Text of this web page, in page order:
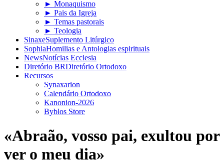
► Monaquismo
► Pais da Igreja
► Temas pastorais
► Teologia
SinaxeSuplemento Litúrgico
SophiaHomilias e Antologias espirituais
NewsNotícias Ecclesia
Diretório BRDiretório Ortodoxo
Recursos
Synaxarion
Calendário Ortodoxo
Kanonion-2026
Byblos Store
«Abraão, vosso pai, exultou por
ver o meu dia»